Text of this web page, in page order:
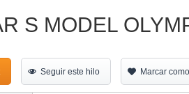
S MODEL
Seguir este hilo Marcar